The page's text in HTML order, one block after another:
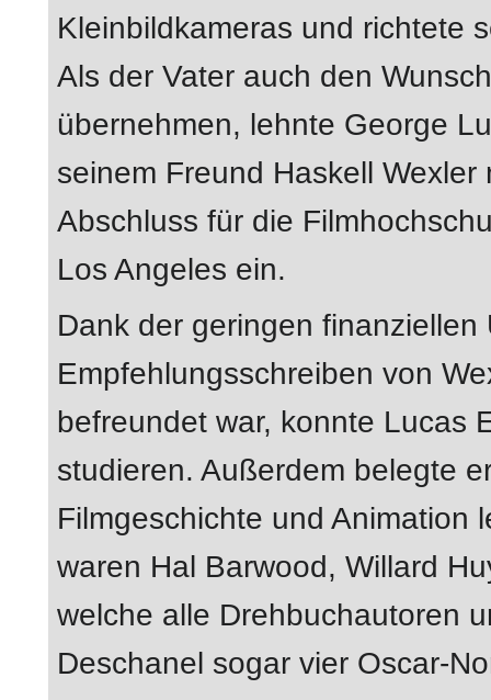
Kleinbildkameras und richtete
Als der Vater auch den
übernehmen, lehnte George
seinem Freund Haskell
Abschluss für die
Los Angeles ein.
Dank der geringen
Empfehlungsschreiben von
befreundet war, konnte Lucas
studieren. Außerdem belegte
Filmgeschichte und Animation
waren Hal Barwood, Willard
welche alle Drehbuchautoren
Deschanel sogar vier Oscar-